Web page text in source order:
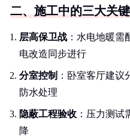
二、施工中的三大关
层高保卫战 ：水电地暖
电改造同步进行
分室控制 ：卧室客厅建
防水处理
隐蔽工程验收 ：压力测试
降